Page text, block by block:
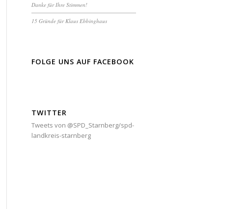
Danke für Ihre Stimmen!
15 Gründe für Klaus Ebbinghaus
FOLGE UNS AUF FACEBOOK
TWITTER
Tweets von @SPD_Starnberg/spd-
landkreis-starnberg